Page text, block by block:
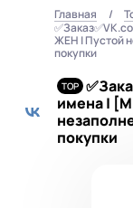
Главная
ЖЕН | Пустой
покупки
имена |
покупки